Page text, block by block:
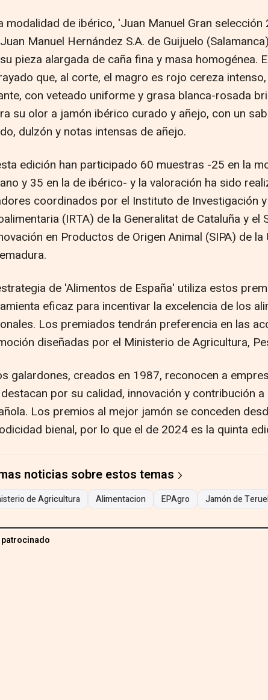
modalidad de ibérico, 'Juan Manuel Gran
Manuel Hernández S.A. de Guijuelo
pieza alargada de caña fina y masa homogénea.
que, al corte, el magro es rojo cereza
con veteado uniforme y grasa blanca-rosada
su olor a jamón ibérico curado y añejo, con un
dulzón y notas intensas de añejo.
edición han participado 60 muestras -25 en la
y 35 en la de ibérico- y la valoración ha sido
coordinados por el Instituto de Investigación
(IRTA) de la Generalitat de Cataluña y el
en Productos de Origen Animal (SIPA) de
de 'Alimentos de España' utiliza estos
eficaz para incentivar la excelencia de los
Los premiados tendrán preferencia en las
diseñadas por el Ministerio de Agricultura,
galardones, creados en 1987, reconocen a
por su calidad, innovación y contribución
Los premios al mejor jamón se conceden
bienal, por lo que el de 2024 es la quinta
noticias sobre estos temas
de Agricultura Alimentacion EPAgro Jamón de